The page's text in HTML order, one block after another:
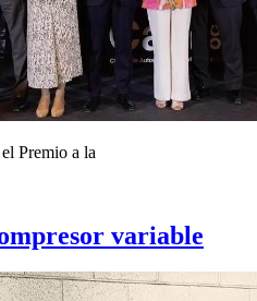
Premio a la
variable